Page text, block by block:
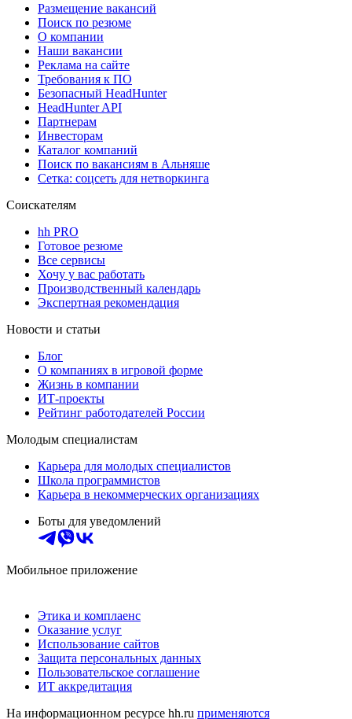
Размещение вакансий
Поиск по резюме
О компании
Наши вакансии
Реклама на сайте
Требования к ПО
Безопасный HeadHunter
HeadHunter API
Партнерам
Инвесторам
Каталог компаний
Поиск по вакансиям в Альняше
Сетка: соцсеть для нетворкинга
Соискателям
hh PRO
Готовое резюме
Все сервисы
Хочу у вас работать
Производственный календарь
Экспертная рекомендация
Новости и статьи
Блог
О компаниях в игровой форме
Жизнь в компании
ИТ-проекты
Рейтинг работодателей России
Молодым специалистам
Карьера для молодых специалистов
Школа программистов
Карьера в некоммерческих организациях
Боты для уведомлений
Мобильное приложение
Этика и комплаенс
Оказание услуг
Использование сайтов
Защита персональных данных
Пользовательское соглашение
ИТ аккредитация
На информационном ресурсе hh.ru применяются